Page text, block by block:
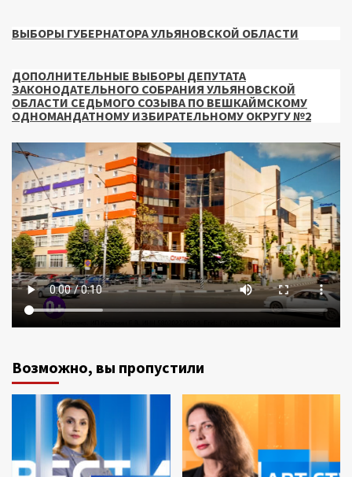
ВЫБОРЫ ГУБЕРНАТОРА УЛЬЯНОВСКОЙ ОБЛАСТИ
ДОПОЛНИТЕЛЬНЫЕ ВЫБОРЫ ДЕПУТАТА
ЗАКОНОДАТЕЛЬНОГО СОБРАНИЯ УЛЬЯНОВСКОЙ
ОБЛАСТИ СЕДЬМОГО СОЗЫВА ПО ВЕШКАЙМСКОМУ
ОДНОМАНДАТНОМУ ИЗБИРАТЕЛЬНОМУ ОКРУГУ №2
Возможно, вы пропустили